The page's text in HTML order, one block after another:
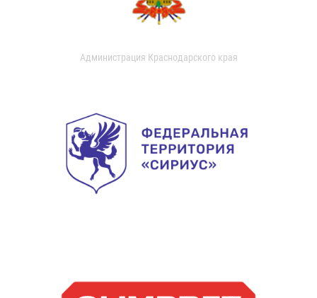
Администрация Краснодарского края